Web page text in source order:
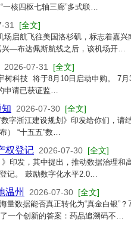
一核四枢七轴三廊”多式联…
31 [全文]
启航飞往美国洛杉矶，标志着嘉兴
兴—布达佩斯航线之后，该机场开…
2026-07-31 [全文]
树科技 将于8月10日启动申购。 7月
申请已获证监…
2026-07-30 [全文]
字浙江建设规划》印发给你们，请
） “十五五”数…
权登记 2026-07-30 [全文]
印发，其中提出，推动数据治理和
记。 鼓励数字化水平2.0…
温州 2026-07-30 [全文]
数据能否真正转化为“真金白银”？
一个创新的答案：药品追溯码不…